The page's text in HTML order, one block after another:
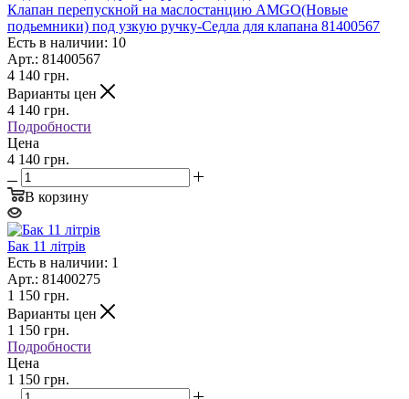
Клапан перепускной на маслостанцию AMGO(Новые
подьемники) под узкую ручку-Седла для клапана 81400567
Есть в наличии: 10
Арт.: 81400567
4 140 грн.
Варианты цен
4 140 грн.
Подробности
Цена
4 140 грн.
В корзину
Бак 11 літрів
Есть в наличии: 1
Арт.: 81400275
1 150 грн.
Варианты цен
1 150 грн.
Подробности
Цена
1 150 грн.